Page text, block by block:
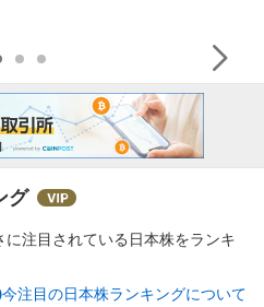
グ
注目されている日本株をランキ
今注目の日本株ランキングについて